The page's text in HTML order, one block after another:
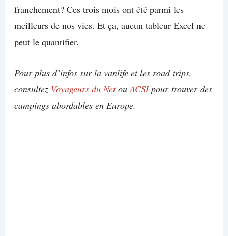
franchement? Ces trois mois ont été parmi les
meilleurs de nos vies. Et ça, aucun tableur Excel ne
peut le quantifier.
Pour plus d’infos sur la vanlife et les road trips,
consultez Voyageurs du NetouACSIpour trouver des
campings abordables en Europe.